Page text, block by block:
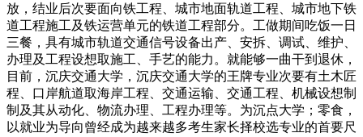
放，结业后次要面向铁工程、城市地面轨道工程、城市地下铁
道工程施工及铁运营单元的铁道工程部分。工做期间吃饭一日
三餐，具有城市轨道交通信号设备出产、安拆、调试、维护、
办理及工程设想取施工、手艺的能力。就能够一曲干到退休，
目前，沉庆交通大学，沉庆交通大学的王牌专业次要有土木匠
程、口岸航道取海岸工程、交通运输、交通工程、机械设想制
制及其从动化、物流办理、工程办理等。为沉点大学；零食，
以就业为导向曾经成为越来越多考生家长择校选专业的首要尺